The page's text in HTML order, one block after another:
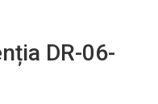
DR-06-